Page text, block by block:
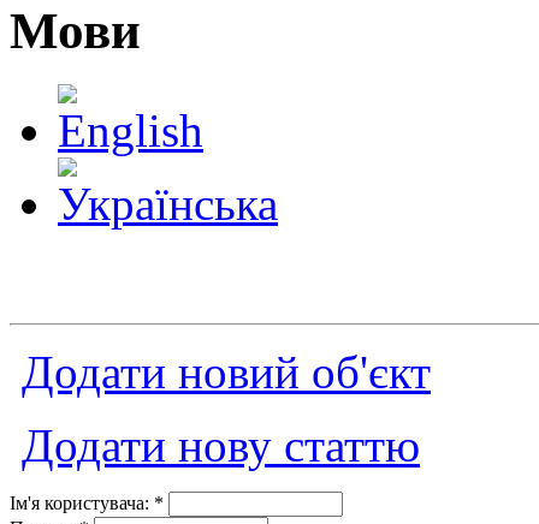
Мови
Додати новий об'єкт
Додати нову статтю
Ім'я користувача: *